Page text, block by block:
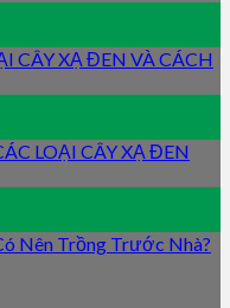
CÂY XẠ ĐEN VÀ CÁCH
LOẠI CÂY XẠ ĐEN
Nên Trồng Trước Nhà?